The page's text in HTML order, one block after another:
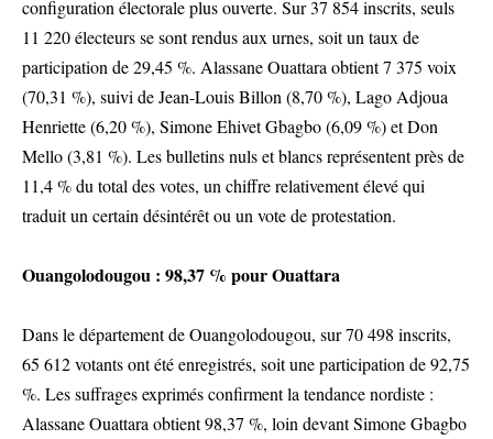
configuration électorale plus ouverte. Sur 37 854 inscrits, seuls
11 220 électeurs se sont rendus aux urnes, soit un taux de
participation de 29,45 %. Alassane Ouattara obtient 7 375 voix
(70,31 %), suivi de Jean-Louis Billon (8,70 %), Lago Adjoua
Henriette (6,20 %), Simone Ehivet Gbagbo (6,09 %) et Don
Mello (3,81 %). Les bulletins nuls et blancs représentent près de
11,4 % du total des votes, un chiffre relativement élevé qui
traduit un certain désintérêt ou un vote de protestation.
Ouangolodougou : 98,37 % pour Ouattara
Dans le département de Ouangolodougou, sur 70 498 inscrits,
65 612 votants ont été enregistrés, soit une participation de 92,75
%. Les suffrages exprimés confirment la tendance nordiste :
Alassane Ouattara obtient 98,37 %, loin devant Simone Gbagbo